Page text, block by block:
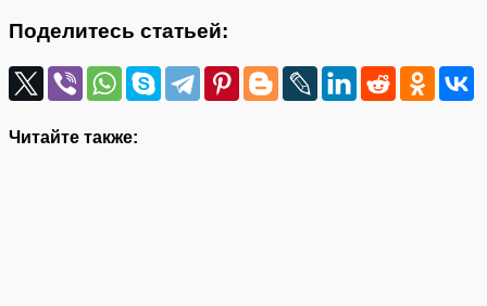
Поделитесь статьей:
Читайте также: